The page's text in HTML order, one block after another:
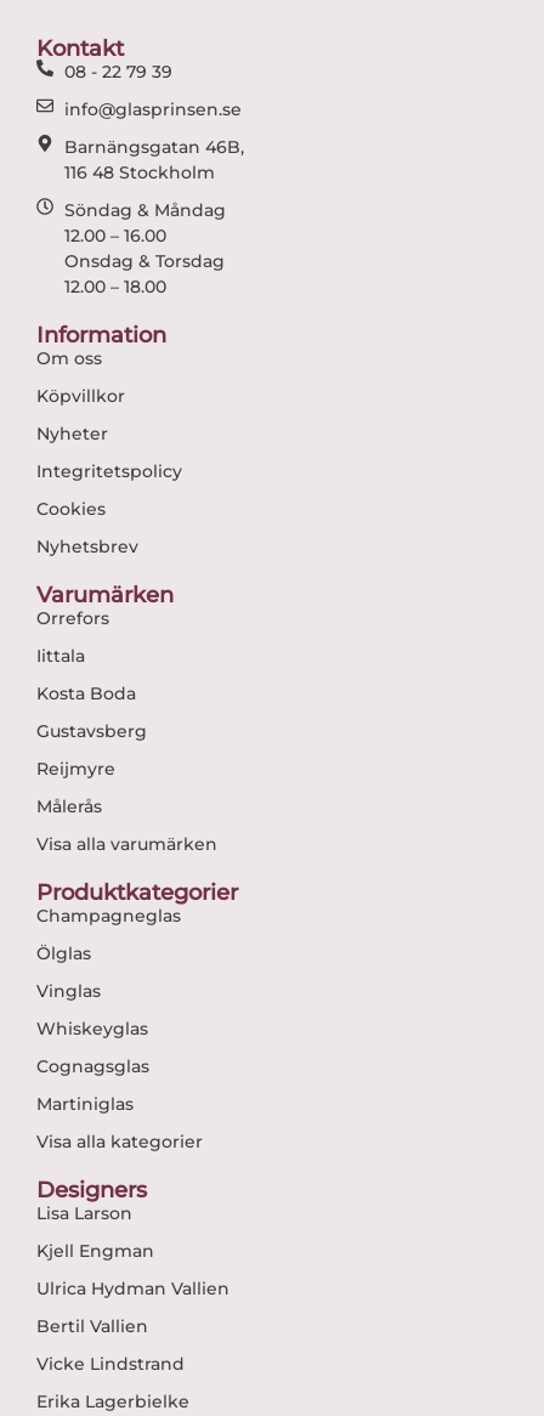
Kontakt
08 - 22 79 39
info@glasprinsen.se
Barnängsgatan 46B,
116 48 Stockholm
Söndag & Måndag
12.00 – 16.00
Onsdag & Torsdag
12.00 – 18.00
Information
Om oss
Köpvillkor
Nyheter
Integritetspolicy
Cookies
Nyhetsbrev
Varumärken
Orrefors
Iittala
Kosta Boda
Gustavsberg
Reijmyre
Målerås
Visa alla varumärken
Produktkategorier
Champagneglas
Ölglas
Vinglas
Whiskeyglas
Cognagsglas
Martiniglas
Visa alla kategorier
Designers
Lisa Larson
Kjell Engman
Ulrica Hydman Vallien
Bertil Vallien
Vicke Lindstrand
Erika Lagerbielke